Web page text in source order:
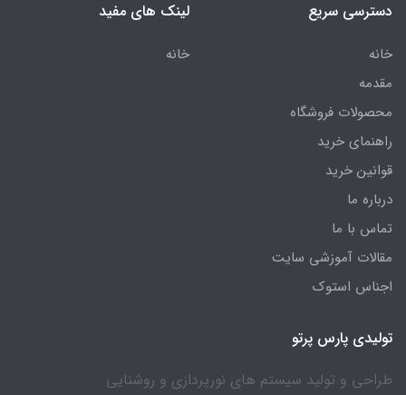
دسترسی سریع
خانه
مقدمه
محصولات فروشگاه
راهنمای خرید
قوانین خرید
درباره ما
تماس با ما
مقالات آموزشی سایت
اجناس استوک
لینک های مفید
خانه
تولیدی پارس پرتو
طراحی و تولید سیستم های نورپردازی و روشنایی